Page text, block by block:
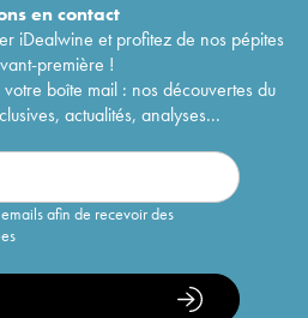
encontact
iDealwine et profitez de nos pépites
première !
boîte mail : nos découvertes du
actualités, analyses...
afin de recevoir des